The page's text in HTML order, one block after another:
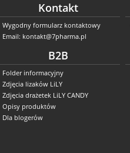
Kontakt
Wygodny formularz kontaktowy
Email: kontakt@7pharma.pl
B2B
Folder informacyjny
Zdjęcia lizaków LiLY
Zdjęcia drażetek LiLY CANDY
Opisy produktów
Dla blogerów